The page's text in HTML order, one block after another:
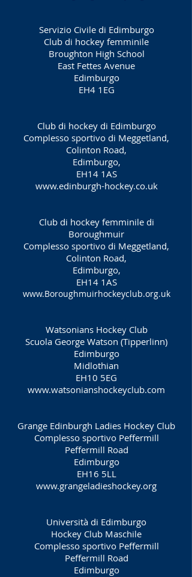
Servizio Civile di Edimburgo
Club di hockey femminile
Broughton High School
East Fettes Avenue
Edimburgo
EH4 1EG
Club di hockey di Edimburgo
Complesso sportivo di Meggetland,
Colinton Road,
Edimburgo,
EH14 1AS
www.edinburgh-hockey.co.uk
Club di hockey femminile di
Boroughmuir
Complesso sportivo di Meggetland,
Colinton Road,
Edimburgo,
EH14 1AS
www.Boroughmuirhockeyclub.org.uk
Watsonians Hockey Club
Scuola George Watson (Tipperlinn)
Edimburgo
Midlothian
EH10 5EG
www.watsonianshockeyclub.com
Grange Edinburgh Ladies Hockey Club
Complesso sportivo Peffermill
Peffermill Road
Edimburgo
EH16 5LL
www.grangeladieshockey.org
Università di Edimburgo
Hockey Club Maschile
Complesso sportivo Peffermill
Peffermill Road
Edimburgo